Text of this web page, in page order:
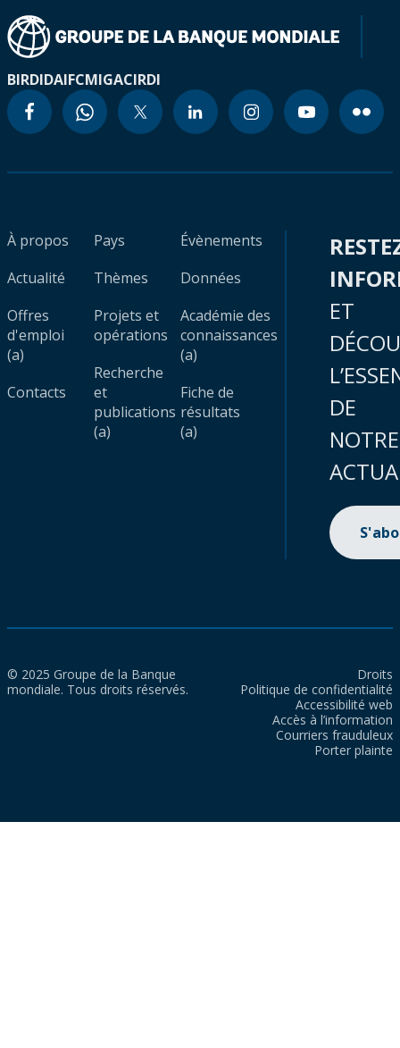
BIRDIDAIFCMIGACIRDI
À propos
Actualité
Offres
d'emploi
(a)
Contacts
Pays
Thèmes
Projets et
opérations
Recherche
et
publications
(a)
Évènements
Données
Académie des
connaissances
(a)
Fiche de
résultats
(a)
ET
DE
NOTRE
© 2025 Groupe de la Banque
mondiale. Tous droits réservés.
Droits
Politique de confidentialité
Accessibilité web
Accès à l’information
Courriers frauduleux
Porter plainte